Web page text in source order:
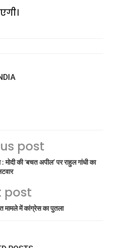
post
की ‘बचत अपील’ पर राहुल गांधी का
post
मामले में कांग्रेस का पुतला